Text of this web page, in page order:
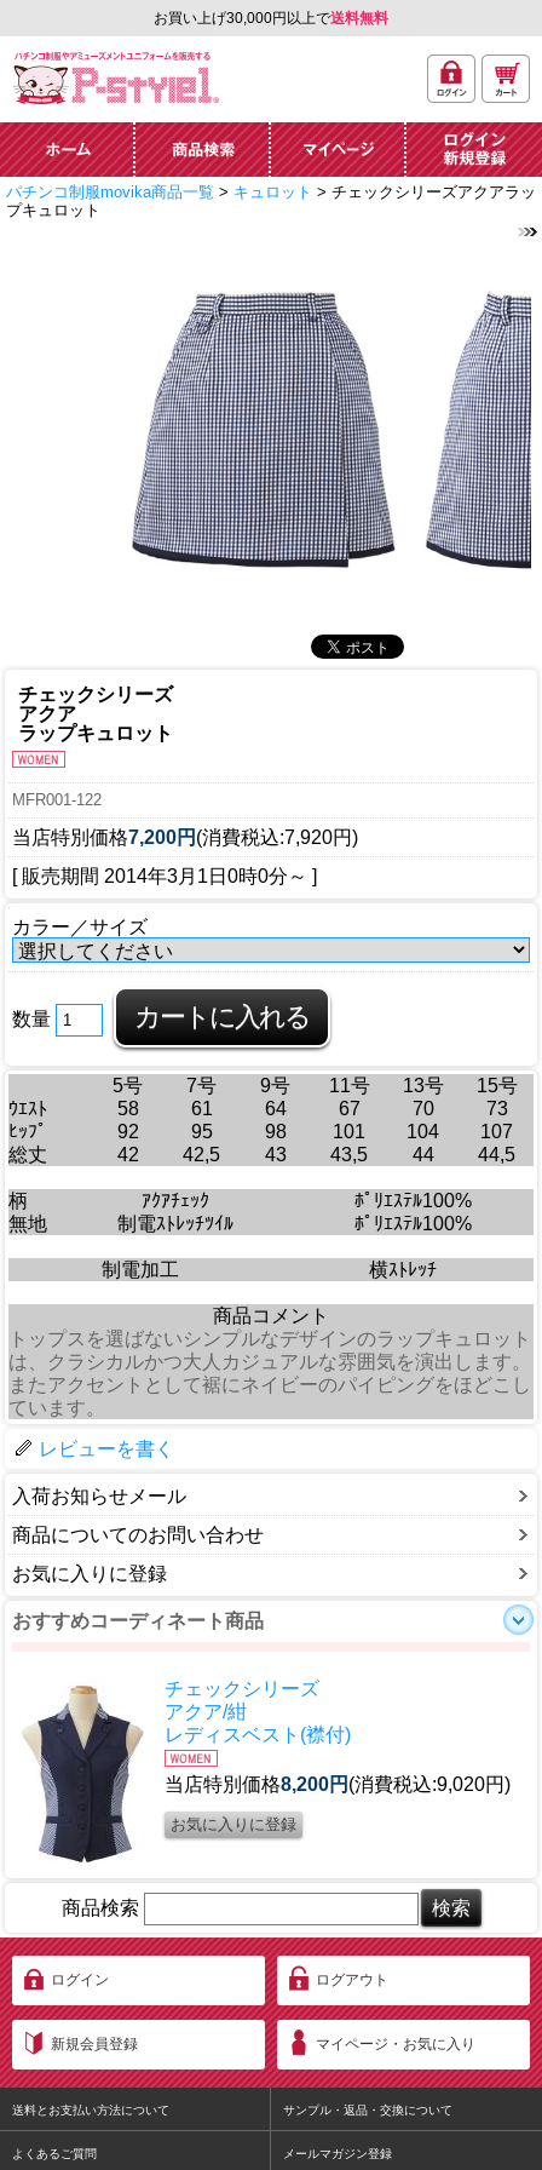
お買い上げ30,000円以上で送料無料
ーズメントユニフォー
ム通販「P-style 1」.
イン
ト
ホーム 商品検索 マイページ
ログイン・新規
パチンコ制服movika商品一覧 > キュロット > チェックシリーズアクアラッ
プキュロット
チェックシリーズ
アクア
ラップキュロット
MFR001-122
当店特別価格7,200円 (消費税込:7,920円)
[ 販売期間 2014年3月1日0時0分 ～ ]
カラー／サイズ
数量
5号 7号 9号 11号 13号
15号
ｳｴｽﾄ
58 61 64 67 70
73
ﾋｯﾌﾟ
92 95 98 101 104
107
総丈
42 42,5 43 43,5 44 44,5
柄 ｱｸｱﾁｪｯｸ
ﾎﾟﾘｴｽﾃﾙ100%
無地
制電ｽﾄﾚｯﾁﾂｲﾙ ﾎﾟﾘｴｽﾃﾙ100%
制電加工 横ｽﾄﾚｯﾁ
商品コメント
トップスを選ばないシンプルなデザインのラップキュロット
は、クラシカルかつ大人カジュアルな雰囲気を演出します。
またアクセントとして裾にネイビーのパイピングをほどこし
ています。
レビューを書く
入荷お知らせメール
商品についてのお問い合わせ
お気に入りに登録
おすすめコーディネート商品
チェックシリーズ
アクア/紺
レディスベスト(襟付)
当店特別価格8,200円 (消費税込:9,020円)
商品検索
ログイン ログアウト
新規会員登録 マイページ・お気に入り
送料とお支払い方法について サンプル・返品・交換について
よくあるご質問 メールマガジン登録